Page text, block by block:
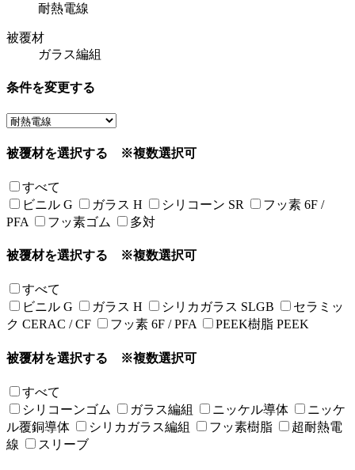
耐熱電線
被覆材
ガラス編組
条件を変更する
被覆材を選択する ※複数選択可
すべて
ビニル G
ガラス H シリコーン SR
フッ素 6F /
PFA
フッ素ゴム 多対
被覆材を選択する ※複数選択可
すべて
ビニル G
ガラス H シリカガラス SLGB
セラミッ
ク CERAC / CF
フッ素 6F / PFA PEEK樹脂 PEEK
被覆材を選択する ※複数選択可
すべて
シリコーンゴム
ガラス編組 ニッケル導体
ニッケ
ル覆銅導体
シリカガラス編組 フッ素樹脂
超耐熱電
線
スリーブ